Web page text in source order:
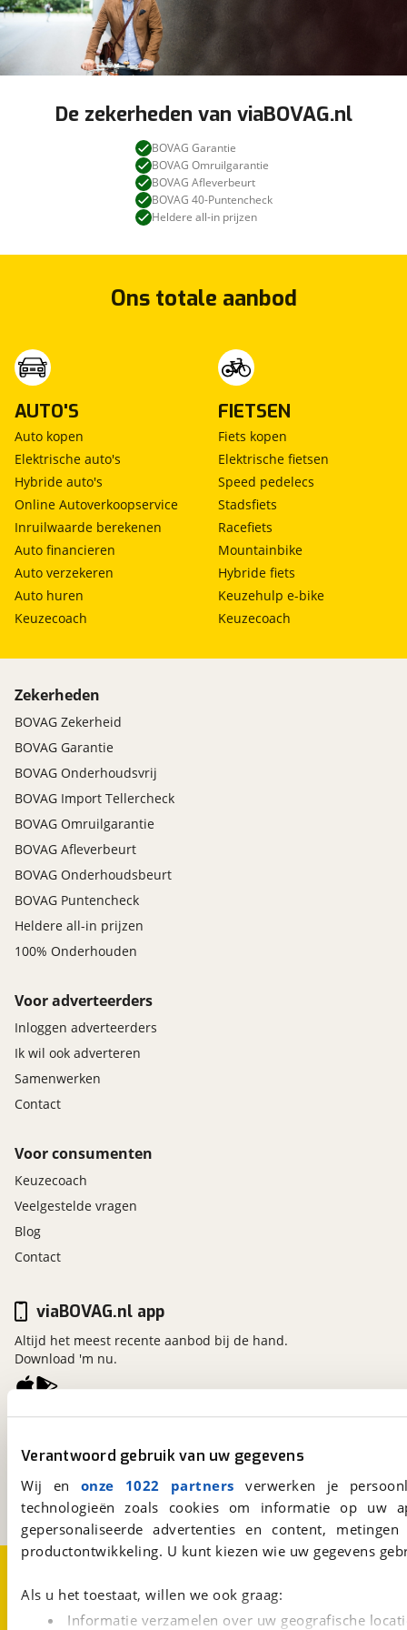
Verantwoord gebruik van uw gegevens
Wij en onze 1022 partners verwerken je
technologieën zoals cookies om informatie op
gepersonaliseerde advertenties en content,
productontwikkeling. U kunt kiezen wie uw gegevens
Als u het toestaat, willen we ook graag:
Informatie verzamelen over uw geografische
De zekerheden van viaBOVAG.nl
BOVAG Garantie
BOVAG Omruilgarantie
BOVAG Afleverbeurt
BOVAG 40-Puntencheck
Heldere all-in prijzen
Ons totale aanbod
AUTO'S
Auto kopen
Elektrische auto's
Hybride auto's
Online Autoverkoopservice
Inruilwaarde berekenen
Auto financieren
Auto verzekeren
Auto huren
Keuzecoach
FIETSEN
Fiets kopen
Elektrische fietsen
Speed pedelecs
Stadsfiets
Racefiets
Mountainbike
Hybride fiets
Keuzehulp e-bike
Keuzecoach
Zekerheden
BOVAG Zekerheid
BOVAG Garantie
BOVAG Onderhoudsvrij
BOVAG Import Tellercheck
BOVAG Omruilgarantie
BOVAG Afleverbeurt
BOVAG Onderhoudsbeurt
BOVAG Puntencheck
Heldere all-in prijzen
100% Onderhouden
Voor adverteerders
Inloggen adverteerders
Ik wil ook adverteren
Samenwerken
Contact
Voor consumenten
Keuzecoach
Veelgestelde vragen
Blog
Contact
Kosterijland15
Bunnik
Een initiatief van
BOVAG
viaBOVAG.nl app
Altijd het meest recente aanbod bij de hand.
Download 'm nu.
Over viaBOVAG.nl
Disclaimer- en Privacyverklaring